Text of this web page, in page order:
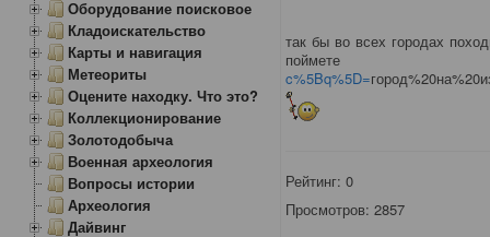
так бы во всех городах
c%5Bq%5D=
Рейтинг:0
Просмотров: 2857
Оборудование поисковое
Кладоискательство
Карты и навигация
Метеориты
Оцените находку. Что это?
Коллекционирование
Золотодобыча
Военная археология
Вопросы истории
Археология
Дайвинг